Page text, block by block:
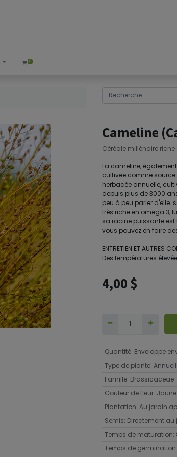
0
Cameline
Céréale millénaire
La cameline,
cultivée comme source
herbacée annuelle,
depuis plus de 3000
peu à peu parler d'elle
très riche en oméga 3,
sa racine puissante
vous pouvez en faire
ENTRETIEN ET AUTRES
Des températures
4,00 $
Quantité: Enveloppe
Type de plante:
Famille: Brassicaceae
Couleur de fleur: Jaune
Plantation: Au jardin
Semis: Directement au
Temps de maturation:
Temps de germination: